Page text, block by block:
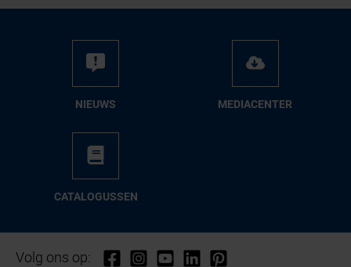
NIEUWS ME­DIA­CEN­TER
CA­TA­LO­GUS­SEN
Volg ons op: